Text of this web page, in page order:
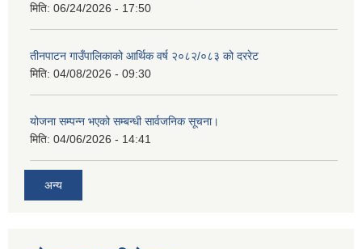
मिति: 06/24/2026 - 17:50
तीनपाटन गाउँपालिकाको आर्थिक वर्ष २०८२/०८३ को दररेट
मिति: 04/08/2026 - 09:30
योजना सम्पन्न भएको सम्बन्धी सार्वजनिक सूचना।
मिति: 04/06/2026 - 14:41
अन्य